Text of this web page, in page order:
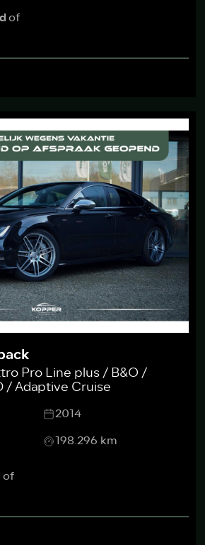
of
Pro Line plus / B&O /
/ Adaptive Cruise
2014
198.296 km
of